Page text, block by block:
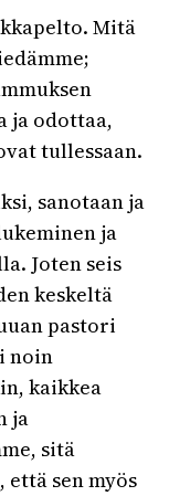
Mitä
ja odottaa,
tullessaan.
sanotaan ja
ja
Joten seis
keskeltä
pastori
noin
kaikkea
ja
sitä
sen myös